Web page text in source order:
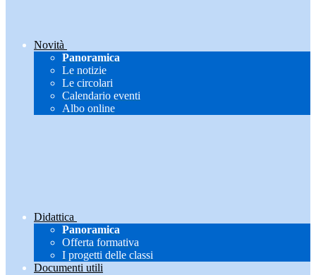
Novità
Panoramica
Le notizie
Le circolari
Calendario eventi
Albo online
Didattica
Panoramica
Offerta formativa
I progetti delle classi
Documenti utili